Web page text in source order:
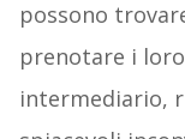
possono
prenotare i
intermediario,